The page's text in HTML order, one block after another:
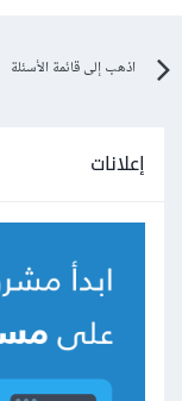
اذهب إلى قائمة الأسئلة
إعلانات